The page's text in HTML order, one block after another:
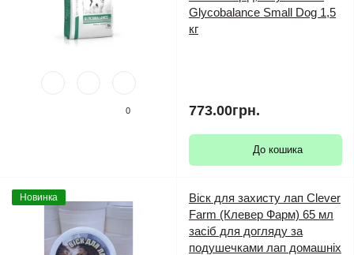
0
Glycobalance Small Dog 1,5
кг
773.00грн.
До кошика
Новинка
Віск для захисту лап Clever
Farm (Клевер Фарм) 65 мл
засіб для догляду за
подушечками лап домашніх